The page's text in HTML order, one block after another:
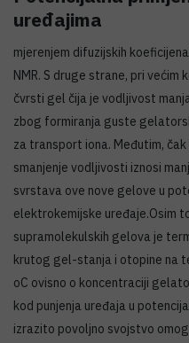
uređajima
mjerenjem difuzijskih
NMR. S druge strane, pri
čvrsti gel čija je vodljivost
zbog formiranja guste
za transport iona. Međutim,
smanjenje vodljivosti iznosi
svrstava ove nove gelove u
elektrokemijske uređaje.Osim
supramolekulskih gelova je
krutog gel-stanja i otopine na
oC ovisno o koncentraciji
kod punjenja uređaja u
izrazito povoljno svojstvo